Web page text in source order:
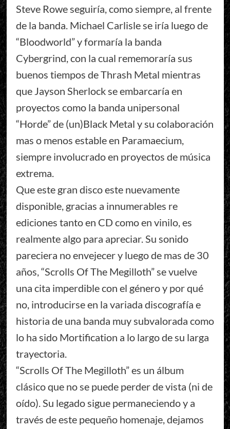
Steve Rowe seguiría, como siempre, al frente
de la banda. Michael Carlisle se iría luego de
“Bloodworld” y formaría la banda
Cybergrind, con la cual rememoraría sus
buenos tiempos de Thrash Metal mientras
que Jayson Sherlock se embarcaría en
proyectos como la banda unipersonal
“Horde” de (un)Black Metal y su colaboración
mas o menos estable en Paramaecium,
siempre involucrado en proyectos de música
extrema.
Que este gran disco este nuevamente
disponible, gracias a innumerables re
ediciones tanto en CD como en vinilo, es
realmente algo para apreciar. Su sonido
pareciera no envejecer y luego de mas de 30
años, “Scrolls Of The Megilloth” se vuelve
una cita imperdible con el género y por qué
no, introducirse en la variada discografía e
historia de una banda muy subvalorada como
lo ha sido Mortification a lo largo de su larga
trayectoria.
“Scrolls Of The Megilloth” es un álbum
clásico que no se puede perder de vista (ni de
oído). Su legado sigue permaneciendo y a
través de este pequeño homenaje, dejamos